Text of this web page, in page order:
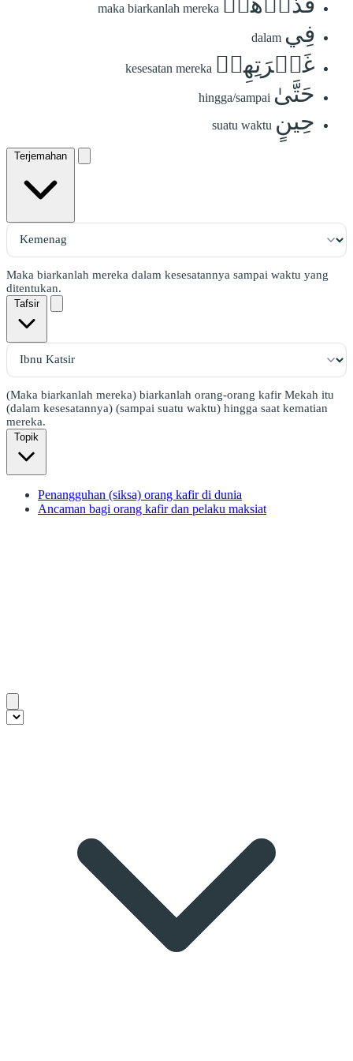
maka biarkanlah mereka
فِي dalam
غَمۡرَتِهِمۡ kesesatan mereka
حَتَّىٰ hingga/sampai
حِينٍ suatu waktu
Terjemahan
Maka biarkanlah mereka dalam kesesatannya sampai waktu yang
ditentukan.
Tafsir
(Maka biarkanlah mereka) biarkanlah orang-orang kafir Mekah itu
(dalam kesesatannya) (sampai suatu waktu) hingga saat kematian
mereka.
Topik
Penangguhan (siksa) orang kafir di dunia
Ancaman bagi orang kafir dan pelaku maksiat